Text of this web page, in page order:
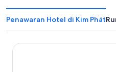
Penawaran Hotel di Kim Phát
Muong Thanh Luxury Buon